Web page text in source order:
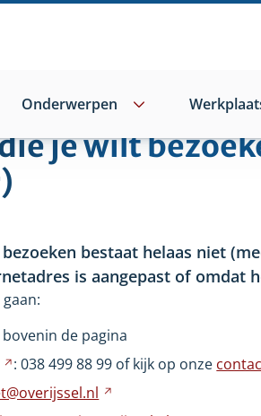
Onderwerpen
je wilt
bestaat helaas niet
is aangepast of omdat
bovenin de pagina
Verwijst
naar
: 0384998899 of kijk op onze